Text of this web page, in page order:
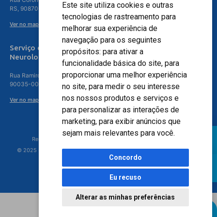
Este site utiliza cookies e outras
tecnologias de rastreamento para
melhorar sua experiência de
navegação para os seguintes
propósitos: para ativar a
funcionalidade básica do site, para
proporcionar uma melhor experiência
no site, para medir o seu interesse
nos nossos produtos e serviços e
para personalizar as interações de
marketing, para exibir anúncios que
sejam mais relevantes para você.
Concordo
Eu recuso
Alterar as minhas preferências
RS, 90870-016
Ver no mapa
Serviço de
Neurologia
Rua Ramiro Barcelos, 630 – 5º andar – Floresta, Porto Alegre – RS,
90035-001
Ver no mapa
Responsável Técnico: Dr. Luiz Antonio Nasi - CREMERS 11217
© 2025 - Hospital Moinhos de Vento - Registro Empresa (CRM-RS): 425